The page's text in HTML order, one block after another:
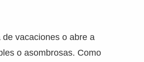
vacaciones o abre a
o asombrosas. Como